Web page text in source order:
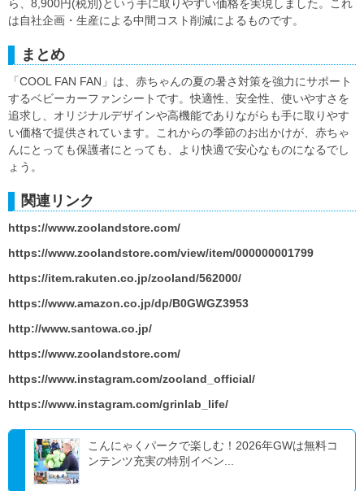
ら、8,900円(税別)という手に取りやすい価格を実現しました。これ
は自社企画・生産による中間コスト削減によるものです。
まとめ
「COOL FAN FAN」は、赤ちゃんの夏の暑さ対策を強力にサポート
するベビーカーファンシートです。快適性、安全性、使いやすさを
追求し、オリジナルデザインや高機能でありながらも手に取りやす
い価格で提供されています。これからの季節のお出かけが、赤ちゃ
んにとっても保護者にとっても、より快適で安心なものになるでし
ょう。
関連リンク
https://www.zoolandstore.com/
https://www.zoolandstore.com/view/item/000000001799
https://item.rakuten.co.jp/zooland/562000/
https://www.amazon.co.jp/dp/B0GWGZ3953
http://www.santowa.co.jp/
https://www.zoolandstore.com/
https://www.instagram.com/zooland_official/
https://www.instagram.com/grinlab_life/
こんにゃくパークで楽しむ！2026年GWは無料コ
ンテンツ充実の特別イベン...